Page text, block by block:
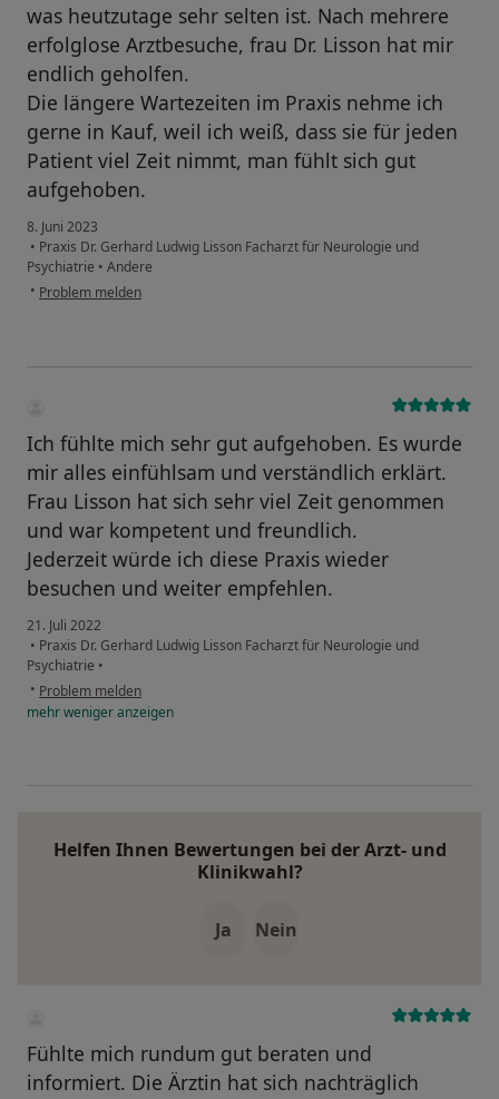
was heutzutage sehr selten ist. Nach mehrere
erfolglose Arztbesuche, frau Dr. Lisson hat mir
endlich geholfen.
Die längere Wartezeiten im Praxis nehme ich
gerne in Kauf, weil ich weiß, dass sie für jeden
Patient viel Zeit nimmt, man fühlt sich gut
aufgehoben.
8. Juni 2023
• Praxis Dr. Gerhard Ludwig Lisson Facharzt für Neurologie und
Psychiatrie • Andere
• Problem melden
Ich fühlte mich sehr gut aufgehoben. Es wurde
mir alles einfühlsam und verständlich erklärt.
Frau Lisson hat sich sehr viel Zeit genommen
und war kompetent und freundlich.
Jederzeit würde ich diese Praxis wieder
besuchen und weiter empfehlen.
21. Juli 2022
• Praxis Dr. Gerhard Ludwig Lisson Facharzt für Neurologie und
Psychiatrie •
• Problem melden
mehrwenigeranzeigen
Helfen Ihnen Bewertungen bei der Arzt- und
Klinikwahl?
Ja Nein
Fühlte mich rundum gut beraten und
informiert. Die Ärztin hat sich nachträglich